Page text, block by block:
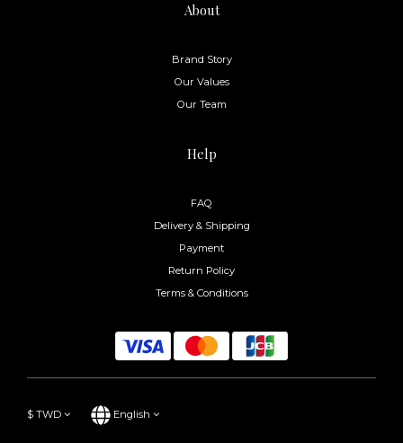
About
Brand Story
Our Values
Our Team
Help
FAQ
Delivery & Shipping
Payment
Return Policy
Terms & Conditions
$ TWD English